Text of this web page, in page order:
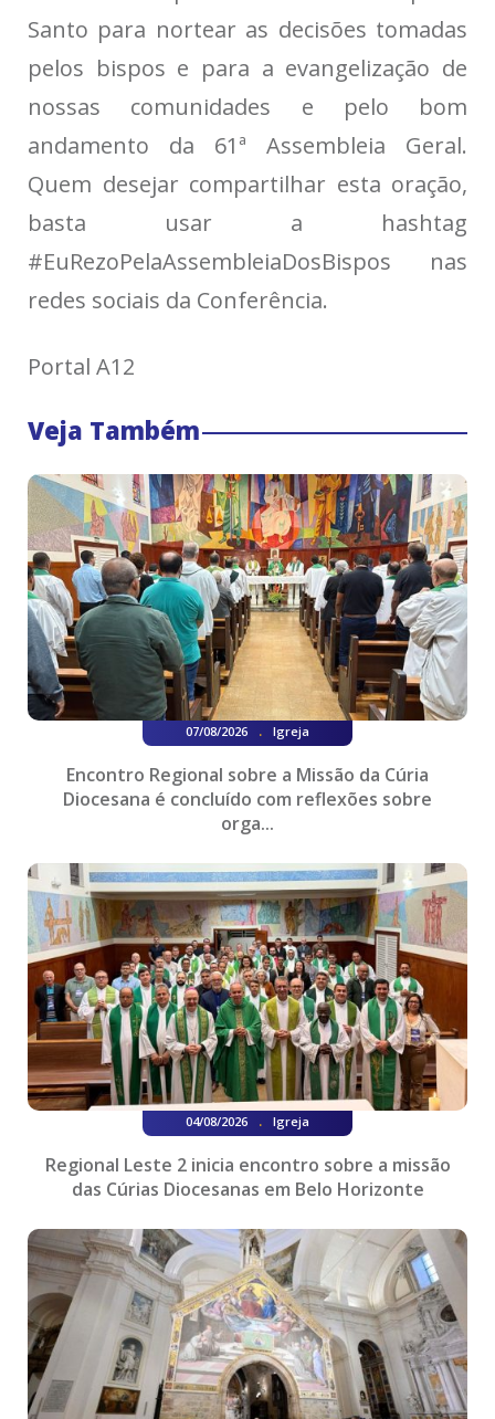
Santo para nortear as decisões tomadas
pelos bispos e para a evangelização de
nossas comunidades e pelo bom
andamento da 61ª Assembleia Geral.
Quem desejar compartilhar esta oração,
basta usar a hashtag
#EuRezoPelaAssembleiaDosBispos nas
redes sociais da Conferência.
Portal A12
Veja Também
07/08/2026 . Igreja
Encontro Regional sobre a Missão da Cúria
Diocesana é concluído com reflexões sobre
orga...
04/08/2026 . Igreja
Regional Leste 2 inicia encontro sobre a missão
das Cúrias Diocesanas em Belo Horizonte